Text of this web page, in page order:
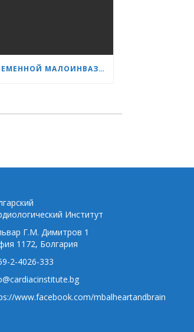
В СОВРЕМЕННОЙ МАЛОИНВАЗИВНОЙ КАРДИОХИРУРГИИ ВОЗРАСТ — ВСЕГО ЛИШЬ ЦИФРА
Институт
Г.М. Димитров 1
1172, Болгария
2-4026-333
www.facebook.com/mbalheartandbrain